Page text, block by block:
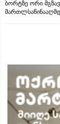
ბორტზე ორი